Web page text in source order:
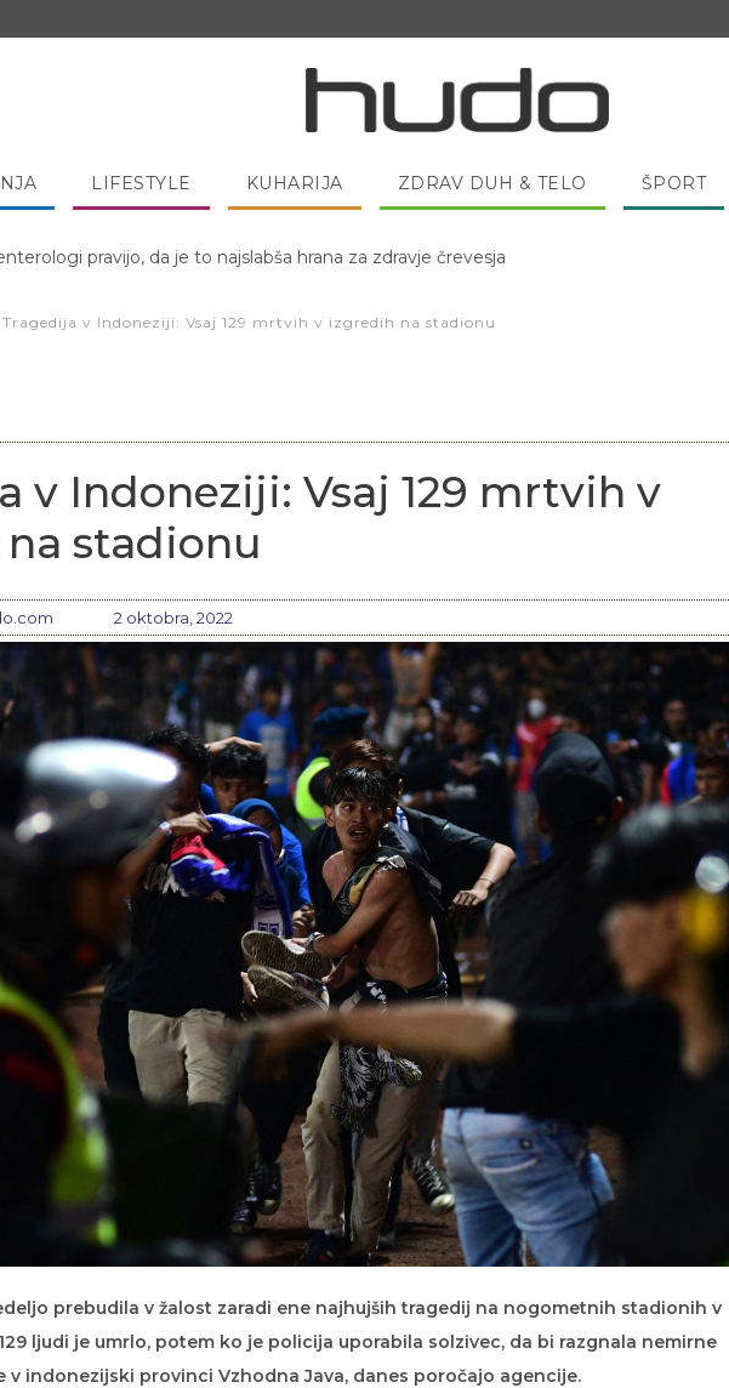
LIFESTYLE KUHARIJA ZDRAV DUH & TELO ŠPORT
dieta: Zakaj je pred spanjem dobro pojesti žlico medu?
Tragedija v Indoneziji: Vsaj 129 mrtvih v izgredih na stadionu
v Indoneziji: Vsaj 129 mrtvih v
stadionu
2 oktobra, 2022
prebudila v žalost zaradi ene najhujših tragedij na nogometnih stadionih v
ljudi je umrlo, potem ko je policija uporabila solzivec, da bi razgnala nemirne
v indonezijski provinci Vzhodna Java, danes poročajo agencije.